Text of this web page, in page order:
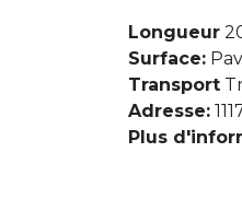
Longueur
Surface:
Transport
Adresse:
Plus